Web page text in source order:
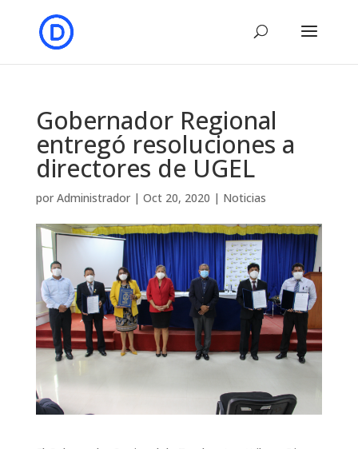
Gobernador Regional
entregó resoluciones a
directores de UGEL
por Administrador| Oct 20, 2020 | Noticias